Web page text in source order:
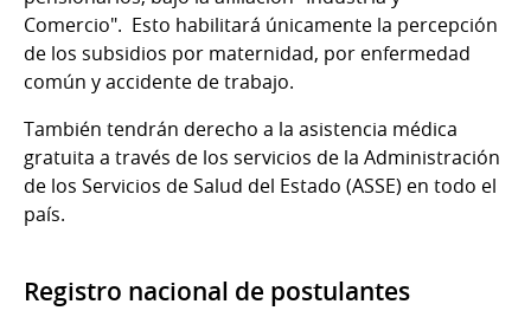
Comercio". Esto habilitará únicamente la percepción
de los subsidios por maternidad, por enfermedad
común y accidente de trabajo.
También tendrán derecho a la asistencia médica
gratuita a través de los servicios de la Administración
de los Servicios de Salud del Estado (ASSE) en todo el
país.
Registro nacional de postulantes